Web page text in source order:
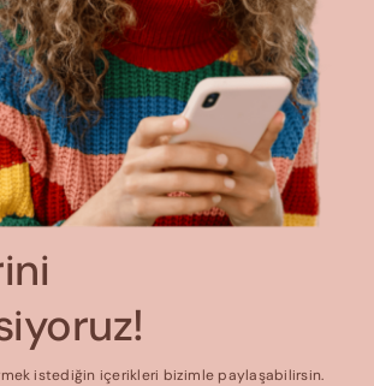
istediğin içerikleri bizimle paylaşabilirsin.